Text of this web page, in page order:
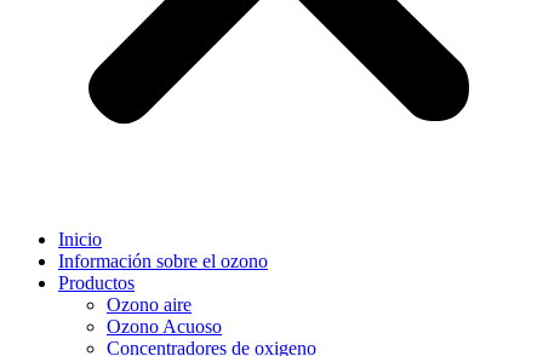
Inicio
Información sobre el ozono
Productos
Ozono aire
Ozono Acuoso
Concentradores de oxigeno